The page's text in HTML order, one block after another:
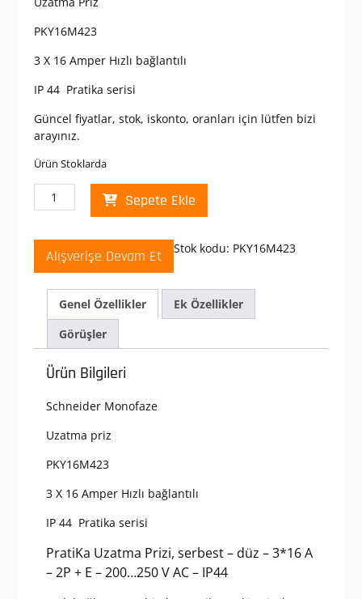
PKY16M423
3 X 16 Amper Hızlı bağlantılı
IP 44 Pratika serisi
Güncel fiyatlar, stok, iskonto, oranları için lütfen bizi
arayınız.
Ürün Stoklarda
Schneider
PKY16M423
200-
250
V
AC
3x16A
Monofaze
IP44
Hızlı
Uzatma
Prizi
Sepete Ekle
Alışverişe Devam Et Stok kodu: PKY16M423
Genel Özellikler
Ek Özellikler
Görüşler
Ürün Bilgileri
Schneider Monofaze
Uzatma priz
PKY16M423
3 X 16 Amper Hızlı bağlantılı
IP 44 Pratika serisi
PratiKa Uzatma Prizi, serbest – düz – 3*16 A
– 2P + E – 200…250 V AC – IP44